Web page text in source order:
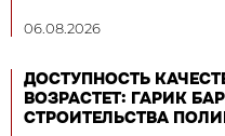
06.08.2026
ДОСТУПНОСТЬ
ВОЗРАСТЕТ: ГАРИК
СТРОИТЕЛЬСТВА